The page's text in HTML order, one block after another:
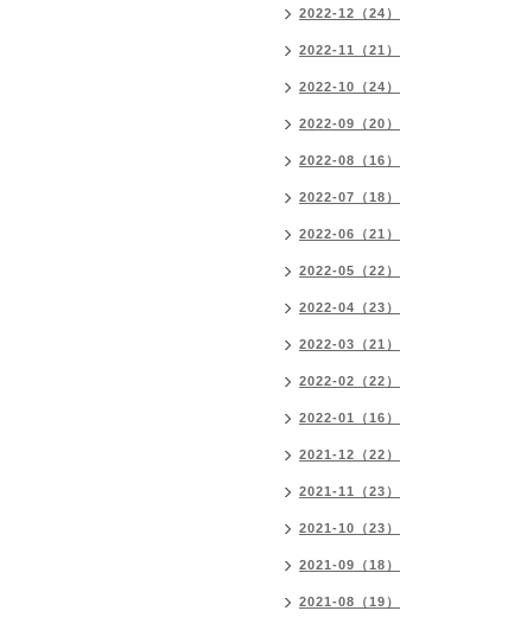
2022-12（24）
2022-11（21）
2022-10（24）
2022-09（20）
2022-08（16）
2022-07（18）
2022-06（21）
2022-05（22）
2022-04（23）
2022-03（21）
2022-02（22）
2022-01（16）
2021-12（22）
2021-11（23）
2021-10（23）
2021-09（18）
2021-08（19）